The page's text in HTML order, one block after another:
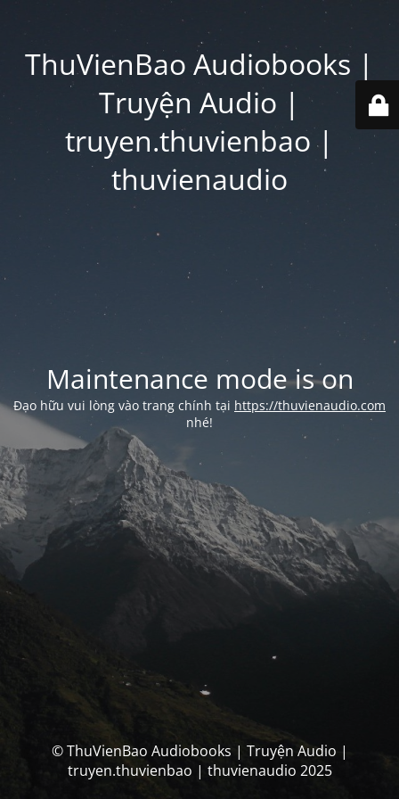
ThuVienBao Audiobooks |
Truyện Audio |
truyen.thuvienbao |
thuvienaudio
Maintenance mode is on
Đạo hữu vui lòng vào trang chính tại https://thuvienaudio.com
nhé!
© ThuVienBao Audiobooks | Truyện Audio |
truyen.thuvienbao | thuvienaudio 2025